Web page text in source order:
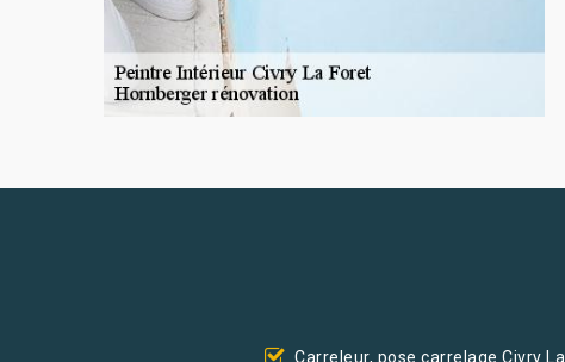
Carreleur, pose carrelage Civry La